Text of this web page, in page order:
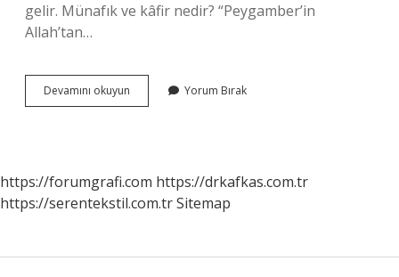
gelir. Münafık ve kâfir nedir? “Peygamber’in
Allah’tan…
Devamını okuyun
Ne
Yorum Bırak
https://forumgrafi.com https://drkafkas.com.tr
https://serentekstil.com.trSitemap